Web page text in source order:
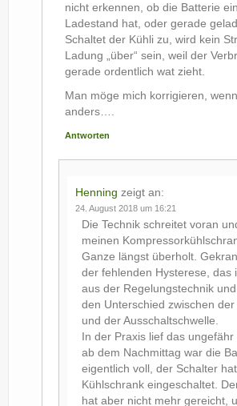
nicht erkennen, ob die Batterie
Ladestand hat, oder gerade
Schaltet der Kühli zu, wird kein
Ladung „über“ sein, weil der
gerade ordentlich wat zieht.
Man möge mich korrigieren,
anders….
Antworten
Henning zeigt an:
24. August 2018 um 16:21
Die Technik schreitet voran
meinen
Ganze längst überholt.
der fehlenden Hysterese, das
aus der Regelungstechnik
den Unterschied zwischen der
und der Ausschaltschwelle.
In der Praxis lief das ungefähr
ab dem Nachmittag war die
eigentlich voll, der Schalter
Kühlschrank eingeschaltet.
hat aber nicht mehr gereicht,